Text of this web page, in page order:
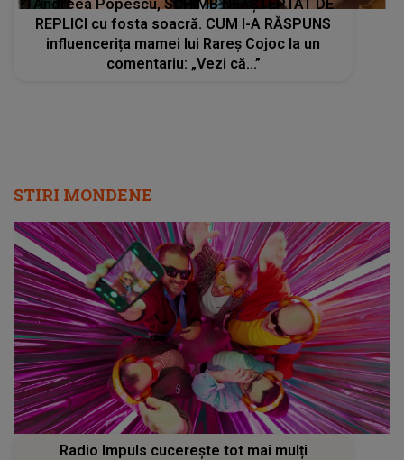
Andreea Popescu, SCHIMB NEAȘTEPTAT DE
REPLICI cu fosta soacră. CUM I-A RĂSPUNS
influencerița mamei lui Rareș Cojoc la un
comentariu: „Vezi că...”
STIRI MONDENE
Radio Impuls cucerește tot mai mulți